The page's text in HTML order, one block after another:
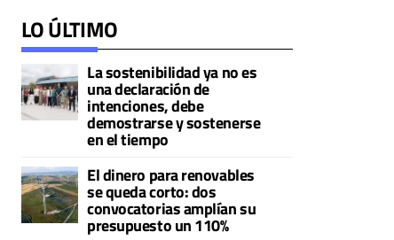
LO ÚLTIMO
La sostenibilidad ya no es
una declaración de
intenciones, debe
demostrarse y sostenerse
en el tiempo
El dinero para renovables
se queda corto: dos
convocatorias amplían su
presupuesto un 110%